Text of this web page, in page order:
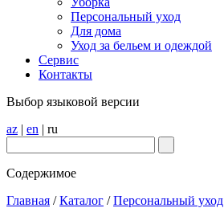
Персональный уход
Для дома
Уход за бельем и одеждой
Сервис
Контакты
Выбор языковой версии
az | en | ru
Содержимое
Главная /Каталог /Персональный уход